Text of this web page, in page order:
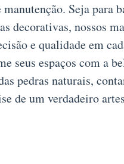
Seja para
decorativas, nossos
e qualidade em
seus espaços com a
pedras naturais,
de um verdadeiro